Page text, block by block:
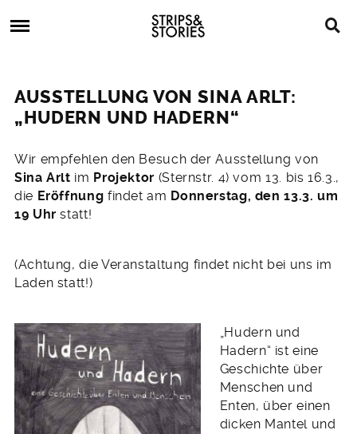
to
Strips
&
Stories
Comics,
Bücher
AUSSTELLUNG VON SINA ARLT:
„HUDERN UND HADERN“
11.
Februar
2014
Wir empfehlen den Besuch der Ausstellung von
Sina Arlt im Projektor (Sternstr. 4) vom 13. bis 16.3.,
die Eröffnung findet am Donnerstag, den 13.3. um
19 Uhr statt!
(Achtung, die Veranstaltung findet nicht bei uns im
Laden statt!)
„Hudern und
Hadern“ ist eine
Geschichte über
Menschen und
Enten, über einen
dicken Mantel und